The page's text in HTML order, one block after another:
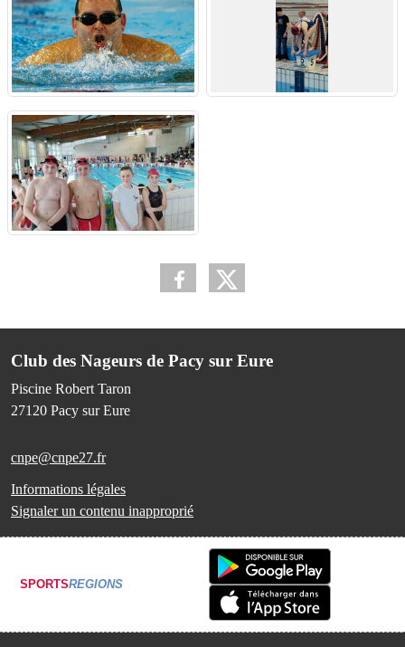
Club des Nageurs de Pacy sur Eure
Piscine Robert Taron
27120 Pacy sur Eure
cnpe@cnpe27.fr
Informations légales
Signaler un contenu inapproprié
SPORTSREGIONS